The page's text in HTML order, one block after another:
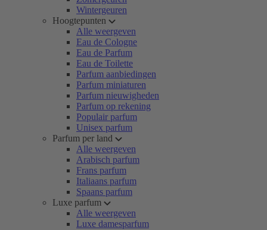
Wintergeuren
Hoogtepunten
Alle weergeven
Eau de Cologne
Eau de Parfum
Eau de Toilette
Parfum aanbiedingen
Parfum miniaturen
Parfum nieuwigheden
Parfum op rekening
Populair parfum
Unisex parfum
Parfum per land
Alle weergeven
Arabisch parfum
Frans parfum
Italiaans parfum
Spaans parfum
Luxe parfum
Alle weergeven
Luxe damesparfum